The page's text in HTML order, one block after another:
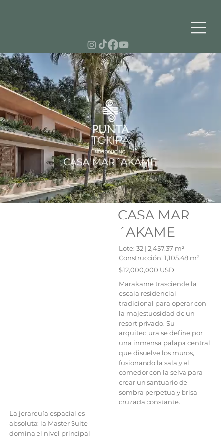
CASA MAR
´AKAME
Lote: 32 | 2,457.37 m²
Construcción: 1,105.48 m²
$12,000,000 USD
Marakame trasciende la
escala residencial
tradicional para operar con
la majestuosidad de un
resort privado. Su
arquitectura se define por
una inmensa palapa central
que disuelve los muros,
fusionando la sala y el
comedor con la selva para
crear un santuario de
sombra perpetua y brisa
cruzada constante.
La jerarquía espacial es
absoluta: la Master Suite
domina el nivel principal